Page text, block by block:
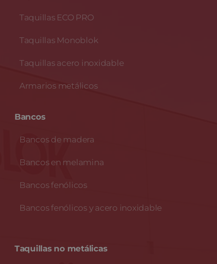
Taquillas ECO PRO
Taquillas Monoblok
Taquillas acero inoxidable
Armarios metálicos
Bancos
Bancos de madera
Bancos en melamina
Bancos fenólicos
Bancos fenólicos y acero inoxidable
Taquillas no metálicas